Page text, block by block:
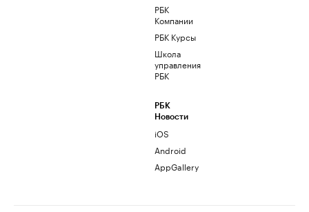
РБК
Компании
РБК Курсы
Школа
управления
РБК
РБК
Новости
iOS
Android
AppGallery